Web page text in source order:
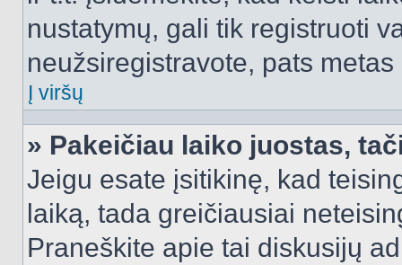
nustatymų, gali tik registruoti
neužsiregistravote, pats
Į viršų
» Pakeičiau laiko juostas,
Jeigu esate įsitikinę, kad
laiką, tada greičiausiai
Praneškite apie tai diskusijų